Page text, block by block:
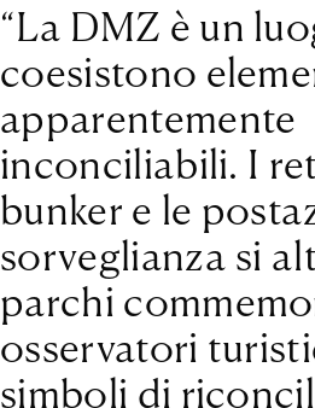
“La DMZ è un
coesistono
apparentemente
inconciliabili. I
bunker e le
sorveglianza si
parchi
osservatori
simboli di